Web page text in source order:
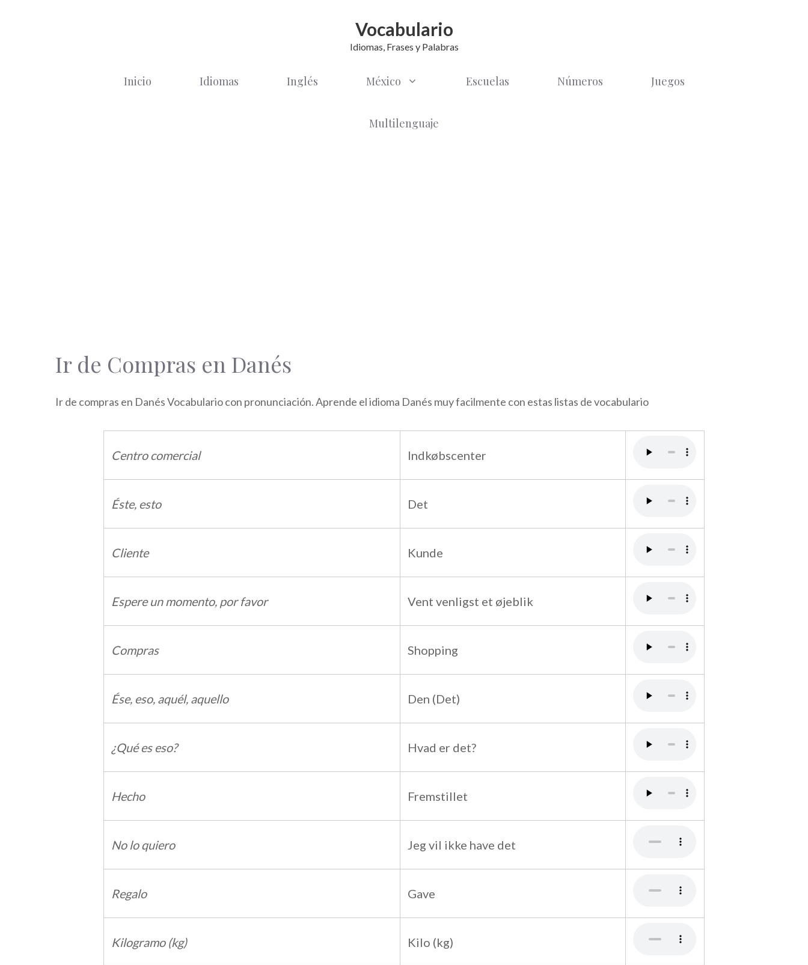
Vocabulario
Idiomas, Frases y Palabras
Inicio Idiomas Inglés México Escuelas Números Juegos
Multilenguaje
Ir de Compras en Danés
Ir de compras en Danés Vocabulario con pronunciación. Aprende el idioma Danés muy facilmente con estas listas de vocabulario
Centro comercial Indkøbscenter
Éste, esto Det
Cliente Kunde
Espere un momento, por favor Vent venligst et øjeblik
Compras Shopping
Ése, eso, aquél, aquello Den (Det)
¿Qué es eso? Hvad er det?
Hecho Fremstillet
No lo quiero Jeg vil ikke have det
Regalo Gave
Kilogramo (kg) Kilo (kg)